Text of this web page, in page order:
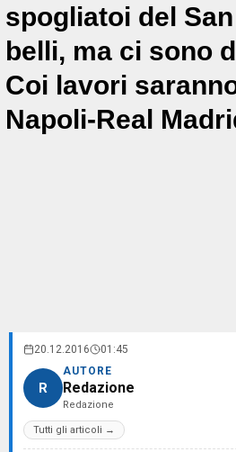
spogliatoi del
belli, ma ci sono
Coi lavori
Napoli-Real
20.12.2016 01:45
R
AUTORE
Redazione
Redazione
Tutti gli articoli →